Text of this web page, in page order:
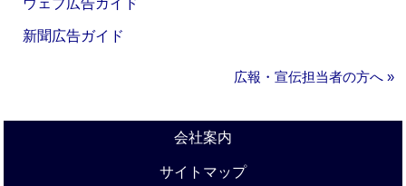
ウェブ広告ガイド
新聞広告ガイド
広報・宣伝担当者の方へ »
会社案内
サイトマップ